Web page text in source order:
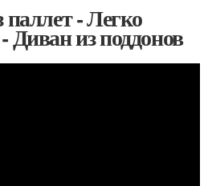
паллет - Легко
из поддонов